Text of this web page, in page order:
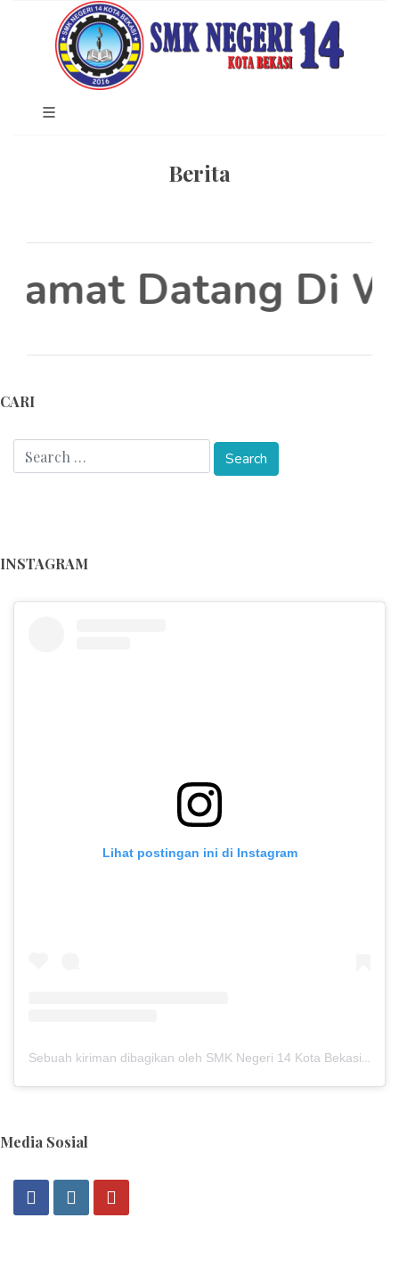
Berita
Datang Di
CARI
INSTAGRAM
Lihat postingan ini di Instagram
Sebuah kiriman dibagikan oleh SMK Negeri 14 Kota Bekasi (@smkn14kotabekasi)
Media Sosial